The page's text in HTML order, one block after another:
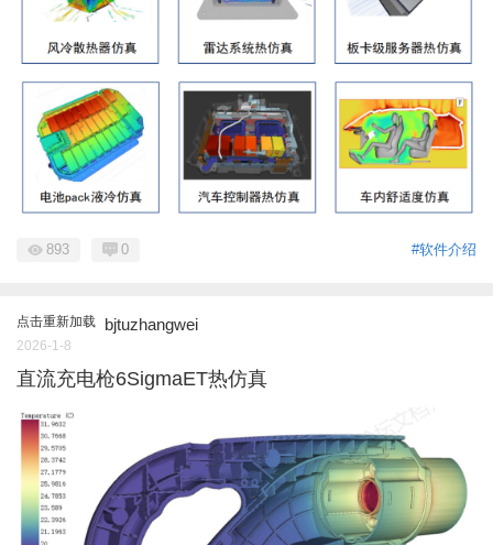
#软件介绍
893 0
点击重新加载 bjtuzhangwei
2026-1-8
直流充电枪6SigmaET热仿真